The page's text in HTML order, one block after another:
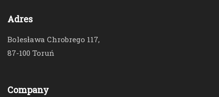
Adres
Bolesława Chrobrego 117,
87-100 Toruń
Company